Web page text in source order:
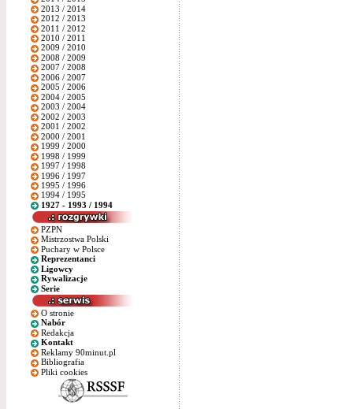
2013 / 2014
2012 / 2013
2011 / 2012
2010 / 2011
2009 / 2010
2008 / 2009
2007 / 2008
2006 / 2007
2005 / 2006
2004 / 2005
2003 / 2004
2002 / 2003
2001 / 2002
2000 / 2001
1999 / 2000
1998 / 1999
1997 / 1998
1996 / 1997
1995 / 1996
1994 / 1995
1927 - 1993 / 1994
PZPN
Mistrzostwa Polski
Puchary w Polsce
Reprezentanci
Ligowcy
Rywalizacje
Serie
O stronie
Nabór
Redakcja
Kontakt
Reklamy 90minut.pl
Bibliografia
Pliki cookies